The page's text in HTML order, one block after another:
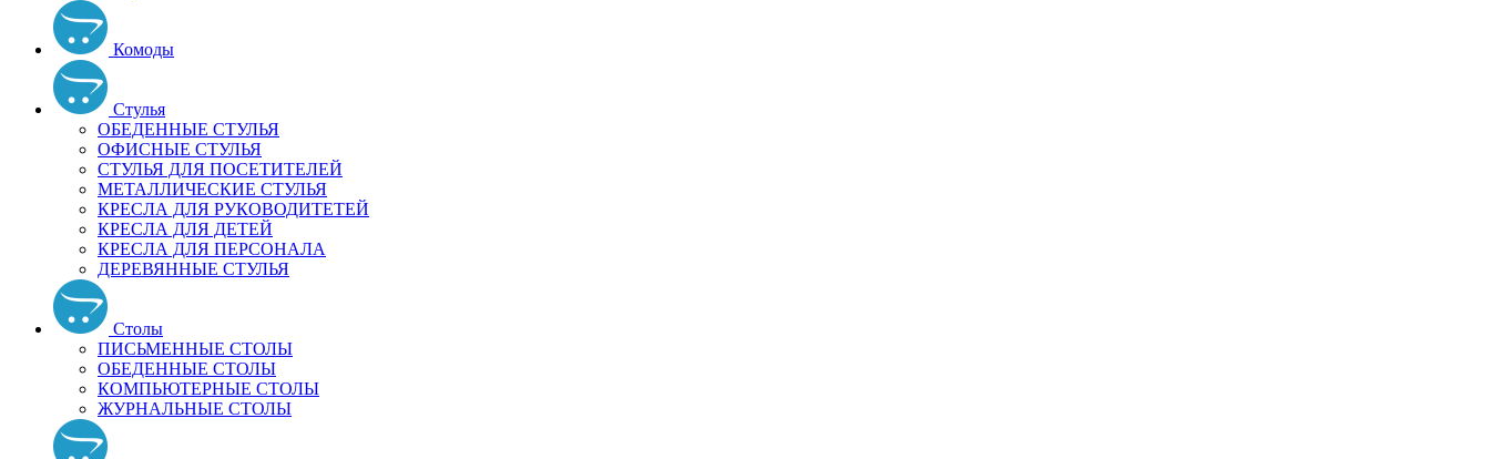
Комоды
Стулья
ОБЕДЕННЫЕ СТУЛЬЯ
ОФИСНЫЕ СТУЛЬЯ
СТУЛЬЯ ДЛЯ ПОСЕТИТЕЛЕЙ
МЕТАЛЛИЧЕСКИЕ СТУЛЬЯ
КРЕСЛА ДЛЯ РУКОВОДИТЕТЕЙ
КРЕСЛА ДЛЯ ДЕТЕЙ
КРЕСЛА ДЛЯ ПЕРСОНАЛА
ДЕРЕВЯННЫЕ СТУЛЬЯ
Столы
ПИСЬМЕННЫЕ СТОЛЫ
ОБЕДЕННЫЕ СТОЛЫ
КОМПЬЮТЕРНЫЕ СТОЛЫ
ЖУРНАЛЬНЫЕ СТОЛЫ